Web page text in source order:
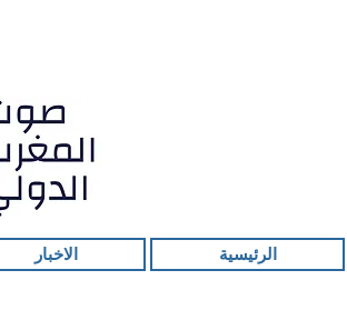
الرئيسية الاخبار